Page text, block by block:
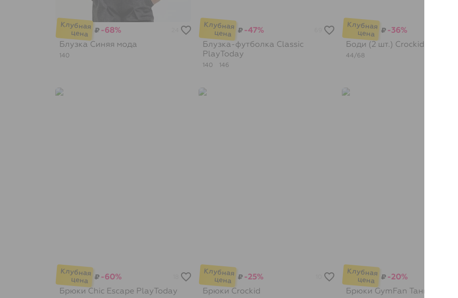
₽ -68%
БлузкаСиняя мода
140
₽ -47%
Блузка-футболка Classic
PlayToday
140 146
₽ -36%
Боди (2 шт.) Crockid
44/68
₽ -60%
Брюки Chic Escape PlayToday
₽ -25%
БрюкиCrockid
₽ -20%
Брюки GymFan Танцующие